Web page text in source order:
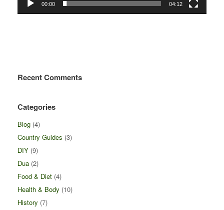
00:00 04:12
Recent Comments
Categories
Blog (4)
Country Guides (3)
DIY (9)
Dua (2)
Food & Diet (4)
Health & Body (10)
History (7)